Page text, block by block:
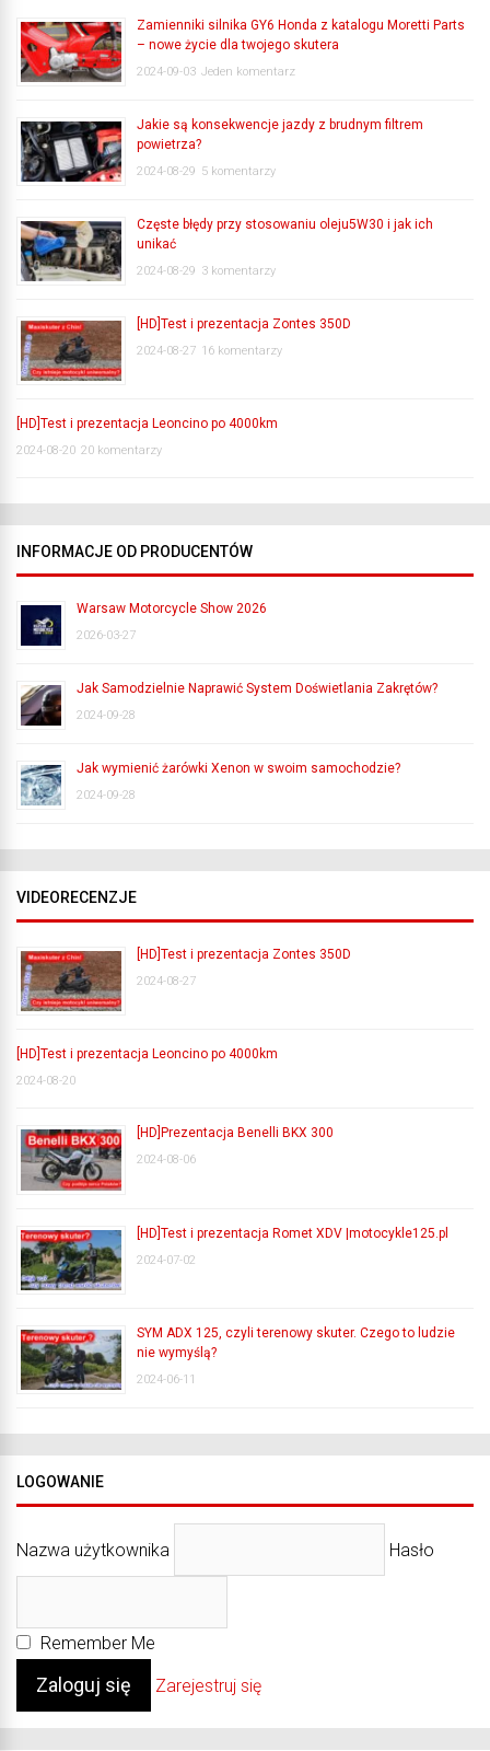
Zamienniki silnika GY6 Honda z katalogu Moretti Parts
– nowe życie dla twojego skutera
2024-09-03 Jeden komentarz
Jakie są konsekwencje jazdy z brudnym filtrem
powietrza?
2024-08-29 5 komentarzy
Częste błędy przy stosowaniu oleju5W30 i jak ich
unikać
2024-08-29 3 komentarzy
[HD]Test i prezentacja Zontes 350D
2024-08-27 16 komentarzy
[HD]Test i prezentacja Leoncino po 4000km
2024-08-20 20 komentarzy
INFORMACJE OD PRODUCENTÓW
Warsaw Motorcycle Show 2026
2026-03-27
Jak Samodzielnie Naprawić System Doświetlania Zakrętów?
2024-09-28
Jak wymienić żarówki Xenon w swoim samochodzie?
2024-09-28
VIDEORECENZJE
[HD]Test i prezentacja Zontes 350D
2024-08-27
[HD]Test i prezentacja Leoncino po 4000km
2024-08-20
[HD]Prezentacja Benelli BKX 300
2024-08-06
[HD]Test i prezentacja Romet XDV |motocykle125.pl
2024-07-02
SYM ADX 125, czyli terenowy skuter. Czego to ludzie
nie wymyślą?
2024-06-11
LOGOWANIE
Nazwa użytkownika Hasło
Remember Me
Zarejestruj się